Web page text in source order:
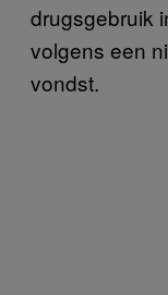
drugsgebruik
volgens een
vondst.